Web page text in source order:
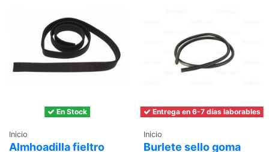
En Stock
Inicio
Almhoadilla fieltro
Entrega en 6-7 días laborables
Inicio
Burlete sello goma